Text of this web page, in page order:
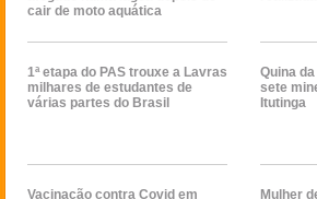
cair de moto aquática
1ª etapa do PAS trouxe a Lavras
milhares de estudantes de
várias partes do Brasil
Quina
sete
Itutinga
Vacinação contra Covid em
Mulher